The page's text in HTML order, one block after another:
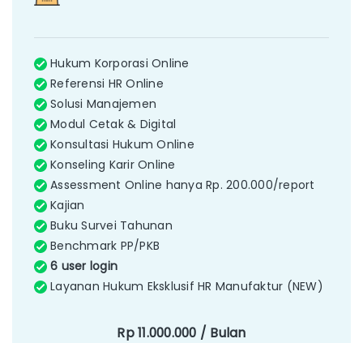
Hukum Korporasi Online
Referensi HR Online
Solusi Manajemen
Modul Cetak & Digital
Konsultasi Hukum Online
Konseling Karir Online
Assessment Online hanya Rp. 200.000/report
Kajian
Buku Survei Tahunan
Benchmark PP/PKB
6 user login
Layanan Hukum Eksklusif HR Manufaktur (NEW)
Rp 11.000.000 / Bulan